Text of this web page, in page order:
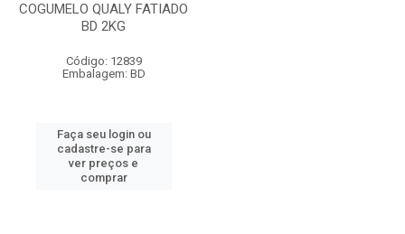
COGUMELO QUALY FATIADO
BD 2KG
Código: 12839
Embalagem: BD
Faça seu login ou
cadastre-se para
ver preços e
comprar